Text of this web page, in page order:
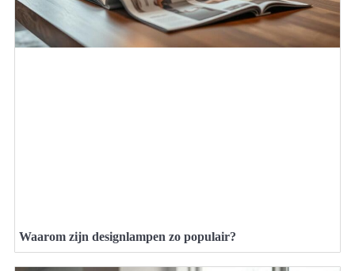
Waarom zijn designlampen zo populair?